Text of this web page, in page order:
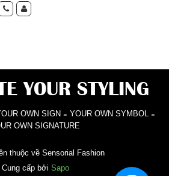
YOUR STYLING
OWN SIGN - YOUR OWN SYMBOL -
OWN SIGNATURE
thuộc về Sensorial Fashion
Cung cấp bởi Sapo